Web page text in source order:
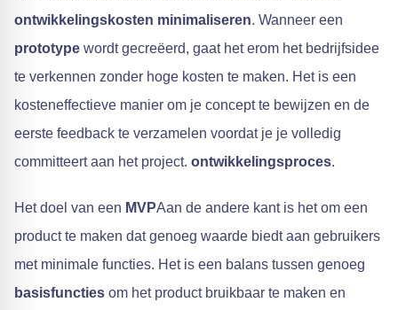
ontwikkelingskosten minimaliseren. Wanneer een
prototype wordt gecreëerd, gaat het erom het bedrijfsidee
te verkennen zonder hoge kosten te maken. Het is een
kosteneffectieve manier om je concept te bewijzen en de
eerste feedback te verzamelen voordat je je volledig
committeert aan het project. ontwikkelingsproces.
Het doel van een MVPAan de andere kant is het om een
product te maken dat genoeg waarde biedt aan gebruikers
met minimale functies. Het is een balans tussen genoeg
basisfuncties om het product bruikbaar te maken en